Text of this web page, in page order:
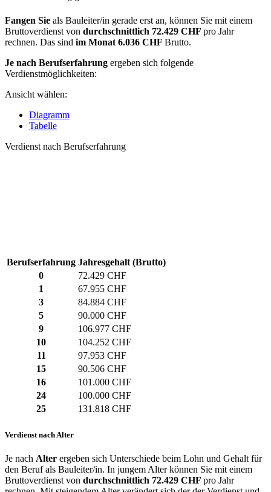
Fangen Sie als Bauleiter/in gerade erst an, können Sie mit einem
Bruttoverdienst von durchschnittlich 72.429 CHF pro Jahr
rechnen. Das sind im Monat 6.036 CHF Brutto.
Je nach Berufserfahrung ergeben sich folgende
Verdienstmöglichkeiten:
Ansicht wählen:
Diagramm
Tabelle
Verdienst nach Berufserfahrung
Berufserfahrung Jahresgehalt (Brutto)
0
72.429 CHF
1
67.955 CHF
3
84.884 CHF
5
90.000 CHF
9
106.977 CHF
10
104.252 CHF
11
97.953 CHF
15
90.506 CHF
16
101.000 CHF
24
100.000 CHF
25
131.818 CHF
Verdienst nach Alter
Je nach Alter ergeben sich Unterschiede beim Lohn und Gehalt für
den Beruf als Bauleiter/in. In jungem Alter können Sie mit einem
Bruttoverdienst von durchschnittlich 72.429 CHF pro Jahr